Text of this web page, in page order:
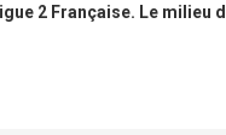
2 Française. Le milieu